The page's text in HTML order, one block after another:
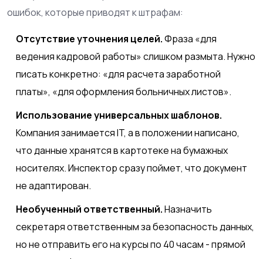
ошибок, которые приводят к штрафам:
Отсутствие уточнения целей.Фраза «для
ведения кадровой работы» слишком размыта. Нужно
писать конкретно: «для расчета заработной
платы», «для оформления больничных листов».
Использование универсальных шаблонов.
Компания занимается IT, а в положении написано,
что данные хранятся в картотеке на бумажных
носителях. Инспектор сразу поймет, что документ
не адаптирован.
Необученный ответственный.Назначить
секретаря ответственным за безопасность данных,
но не отправить его на курсы по 40 часам - прямой